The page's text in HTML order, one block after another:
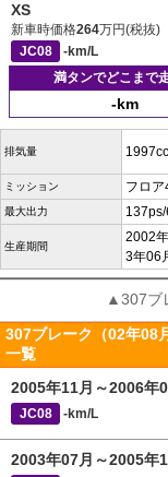
XS
新車時価格264万円(税抜)
JC08
-km/L
満タンでどこまで
-km
排気量 1997cc
ミッション フロア
最大出力
生産期間
2002
3年06
▲307ブ
307ブレーク（02年08
一覧
2005年11月～2006年
JC08 -km/L
2003年07月～2005年